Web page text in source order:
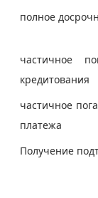
полное
частичное
кредитования
частичное
платежа
Получение